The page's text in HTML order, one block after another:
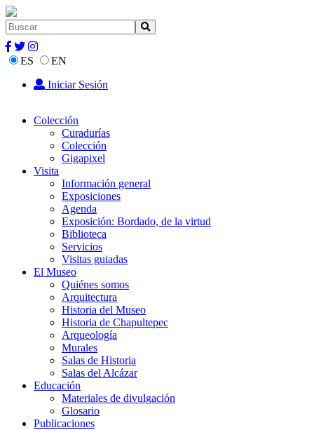
ES
EN
Iniciar Sesión
Colección
Curadurías
Colección
Gigapixel
Visita
Información general
Exposiciones
Agenda
Exposición: Bordado, de la virtud
Biblioteca
Servicios
Visitas guiadas
El Museo
Quiénes somos
Arquitectura
Historia del Museo
Historia de Chapultepec
Arqueología
Murales
Salas de Historia
Salas del Alcázar
Educación
Materiales de divulgación
Glosario
Publicaciones